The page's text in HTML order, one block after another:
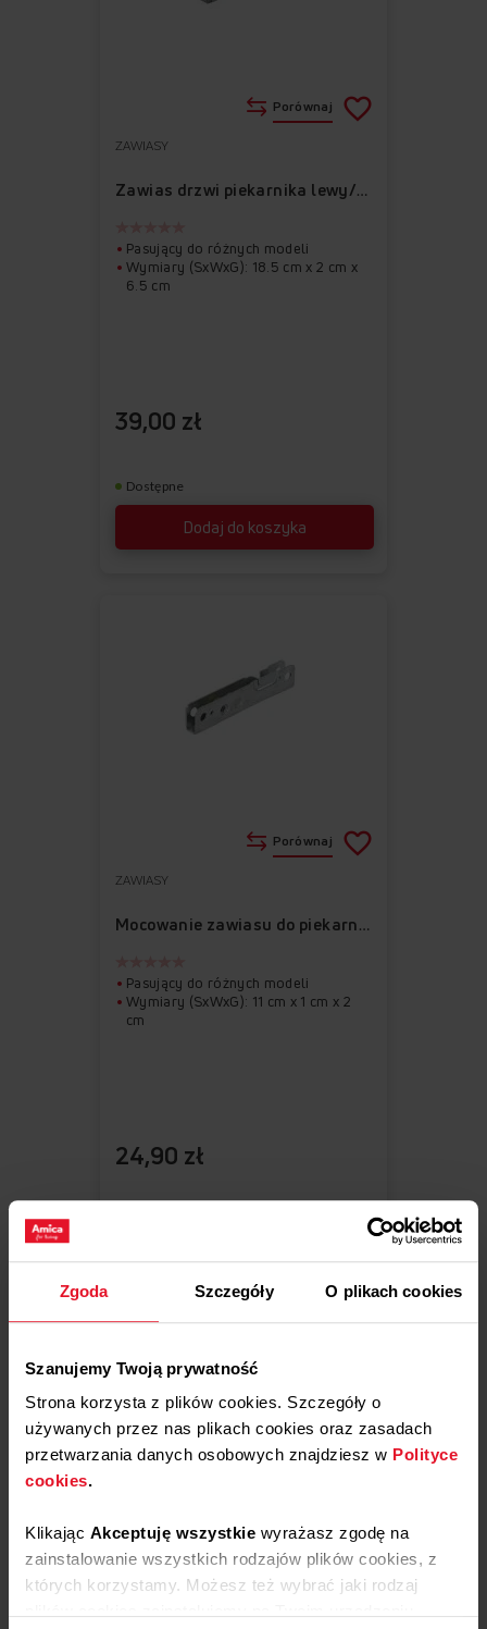
Zgoda Szczegóły O plikach cookies
Szanujemy Twoją prywatność
Strona korzysta z plików cookies. Szczegóły o
używanych przez nas plikach cookies oraz zasadach
przetwarzania danych osobowych znajdziesz w Polityce
cookies.
Klikając Akceptuję wszystkie wyrażasz zgodę na
zainstalowanie wszystkich rodzajów plików cookies, z
których korzystamy. Możesz też wybrać jaki rodzaj
ZAWIASY
Zawias drzwi piekarnika lewy/prawy APWI1048
Dodaj do koszyka
Pasujący do różnych modeli
Wymiary (SxWxG): 18.5 cm x 2 cm x
6.5 cm
39,00 zł
Dostępne
Porównaj
ZAWIASY
Mocowanie zawiasu do piekarnika APWI1039
Dodaj do koszyka
Pasujący do różnych modeli
Wymiary (SxWxG): 11 cm x 1 cm x 2
cm
24,90 zł
Porównaj
ZAWIASY Do
Usuń